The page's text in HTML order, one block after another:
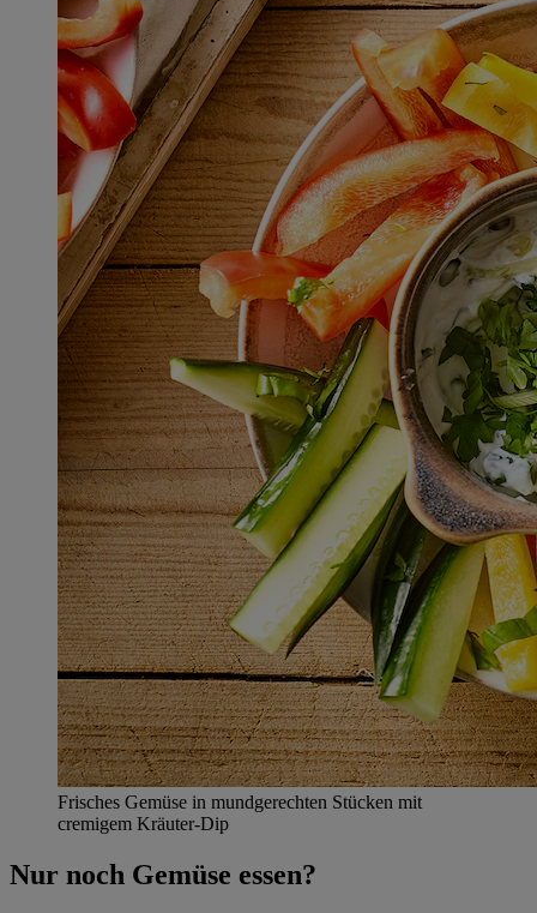
Frisches Gemüse in mundgerechten Stücken mit
cremigem Kräuter-Dip
Nur noch Gemüse essen?